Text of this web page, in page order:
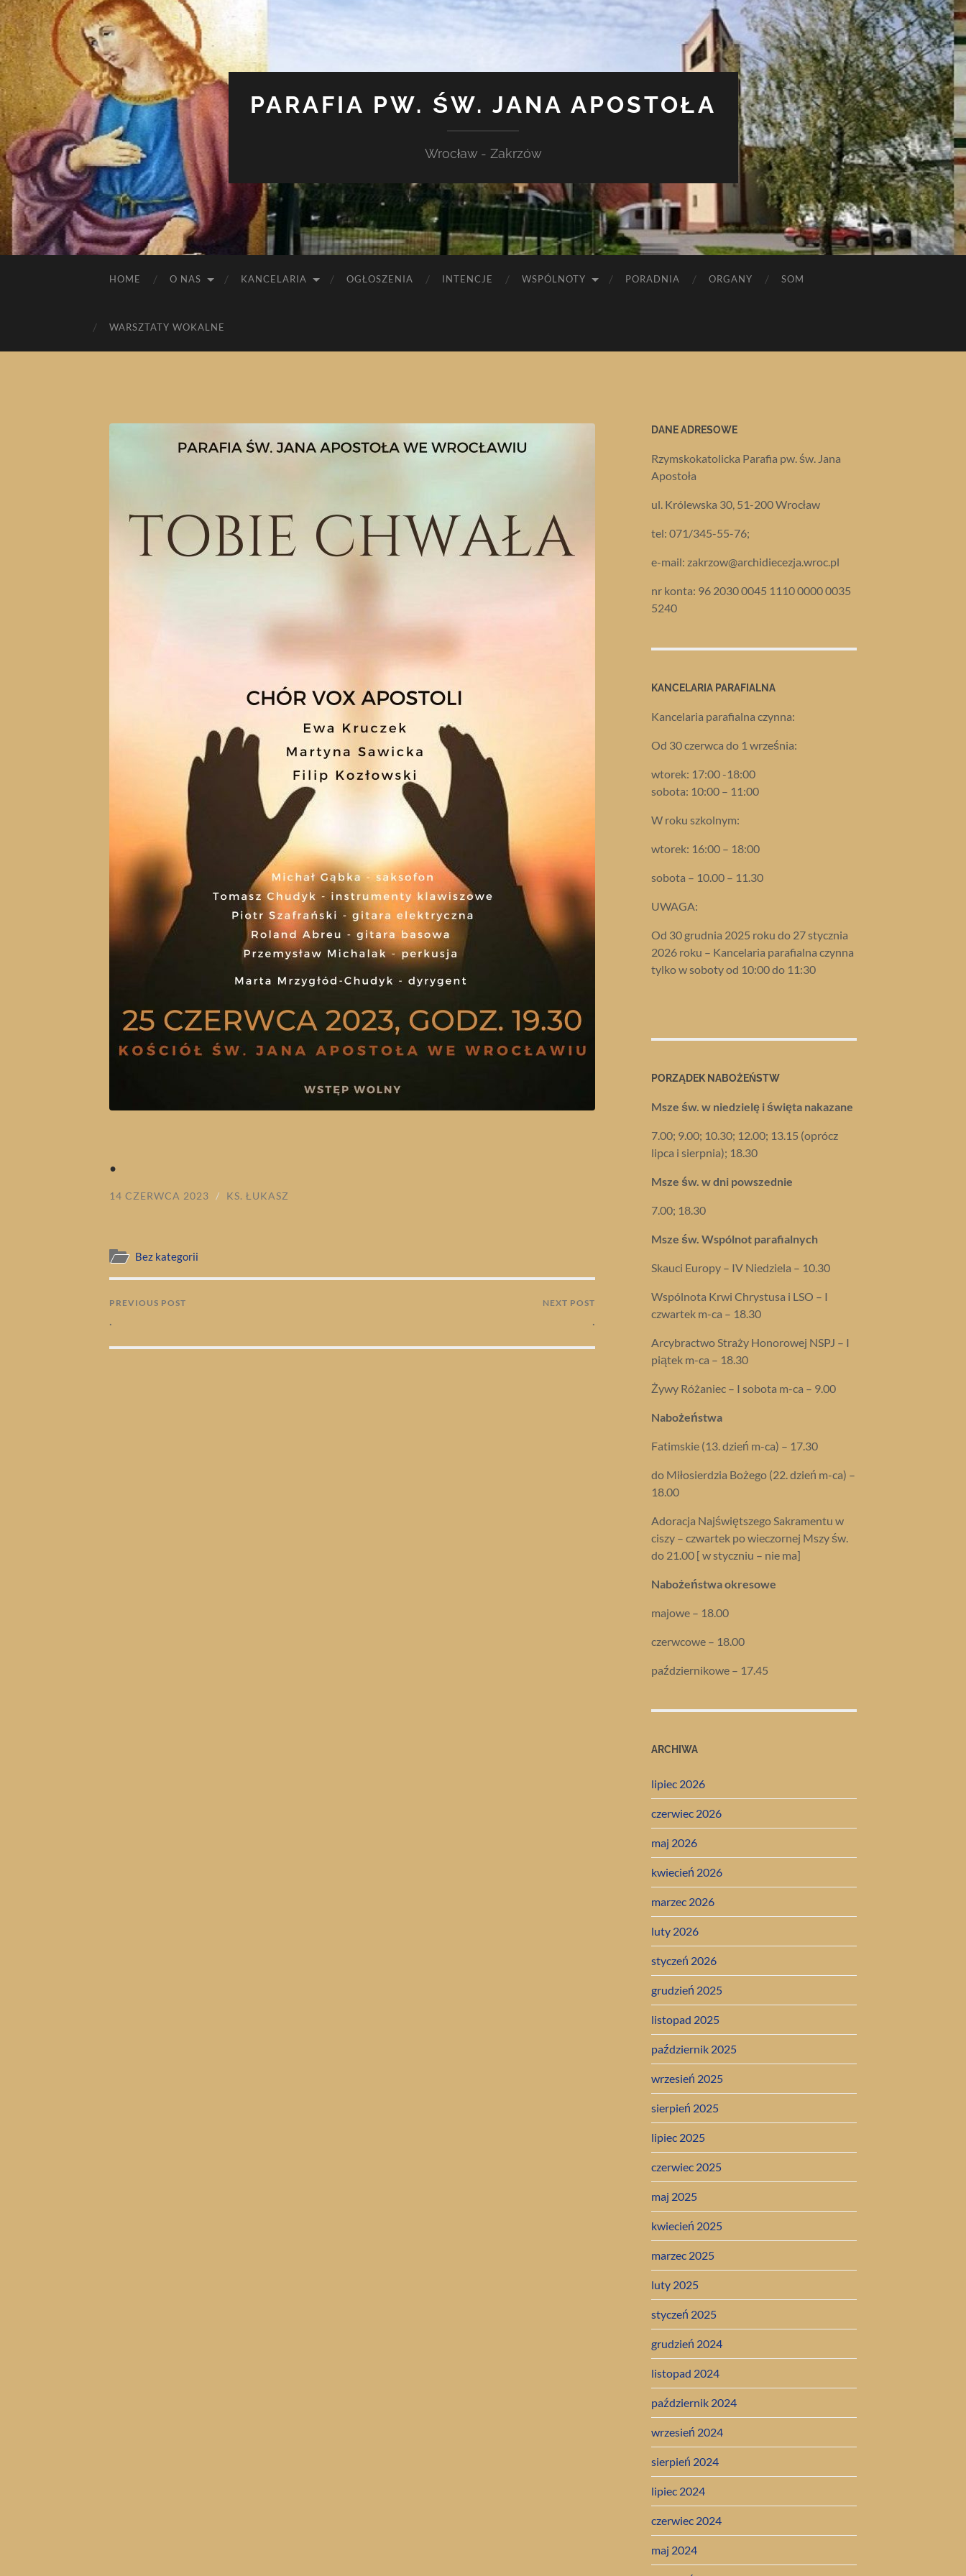
PARAFIA PW. ŚW. JANA APOSTOŁA
Wrocław - Zakrzów
HOME O NAS KANCELARIA OGŁOSZENIA INTENCJE WSPÓLNOTY PORADNIA ORGANY SOM
WARSZTATY WOKALNE
.
14 CZERWCA 2023 / KS. ŁUKASZ
Bez kategorii
PREVIOUS POST
.
NEXT POST
.
DANE ADRESOWE
Rzymskokatolicka Parafia pw. św. Jana
Apostoła
ul. Królewska 30, 51-200 Wrocław
tel: 071/345-55-76;
e-mail: zakrzow@archidiecezja.wroc.pl
nr konta: 96 2030 0045 1110 0000 0035
5240
KANCELARIA PARAFIALNA
Kancelaria parafialna czynna:
Od 30 czerwca do 1 września:
wtorek: 17:00 -18:00
sobota: 10:00 – 11:00
W roku szkolnym:
wtorek: 16:00 – 18:00
sobota – 10.00 – 11.30
UWAGA:
Od 30 grudnia 2025 roku do 27 stycznia
2026 roku – Kancelaria parafialna czynna
tylko w soboty od 10:00 do 11:30
PORZĄDEK NABOŻEŃSTW
Msze św. w niedzielę i święta nakazane
7.00; 9.00; 10.30; 12.00; 13.15 (oprócz
lipca i sierpnia); 18.30
Msze św. w dni powszednie
7.00; 18.30
Msze św. Wspólnot parafialnych
Skauci Europy – IV Niedziela – 10.30
Wspólnota Krwi Chrystusa i LSO – I
czwartek m-ca – 18.30
Arcybractwo Straży Honorowej NSPJ – I
piątek m-ca – 18.30
Żywy Różaniec – I sobota m-ca – 9.00
Nabożeństwa
Fatimskie (13. dzień m-ca) – 17.30
do Miłosierdzia Bożego (22. dzień m-ca) –
18.00
Adoracja Najświętszego Sakramentu w
ciszy – czwartek po wieczornej Mszy św.
do 21.00 [ w styczniu – nie ma]
Nabożeństwa okresowe
majowe – 18.00
czerwcowe – 18.00
październikowe – 17.45
ARCHIWA
lipiec 2026
czerwiec 2026
maj 2026
kwiecień 2026
marzec 2026
luty 2026
styczeń 2026
grudzień 2025
listopad 2025
październik 2025
wrzesień 2025
sierpień 2025
lipiec 2025
czerwiec 2025
maj 2025
kwiecień 2025
marzec 2025
luty 2025
styczeń 2025
grudzień 2024
listopad 2024
październik 2024
wrzesień 2024
sierpień 2024
lipiec 2024
czerwiec 2024
maj 2024